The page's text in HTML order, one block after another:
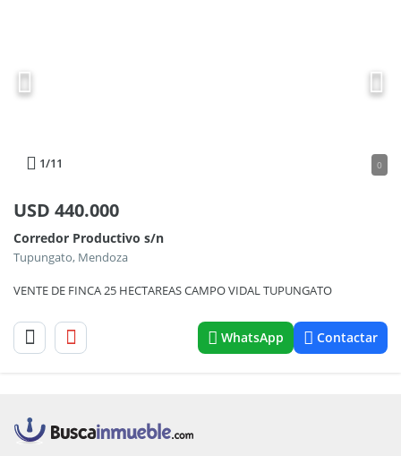
1/11 0
USD 440.000
Corredor Productivo s/n
Tupungato, Mendoza
VENTE DE FINCA 25 HECTAREAS CAMPO VIDAL TUPUNGATO
WhatsApp Contactar